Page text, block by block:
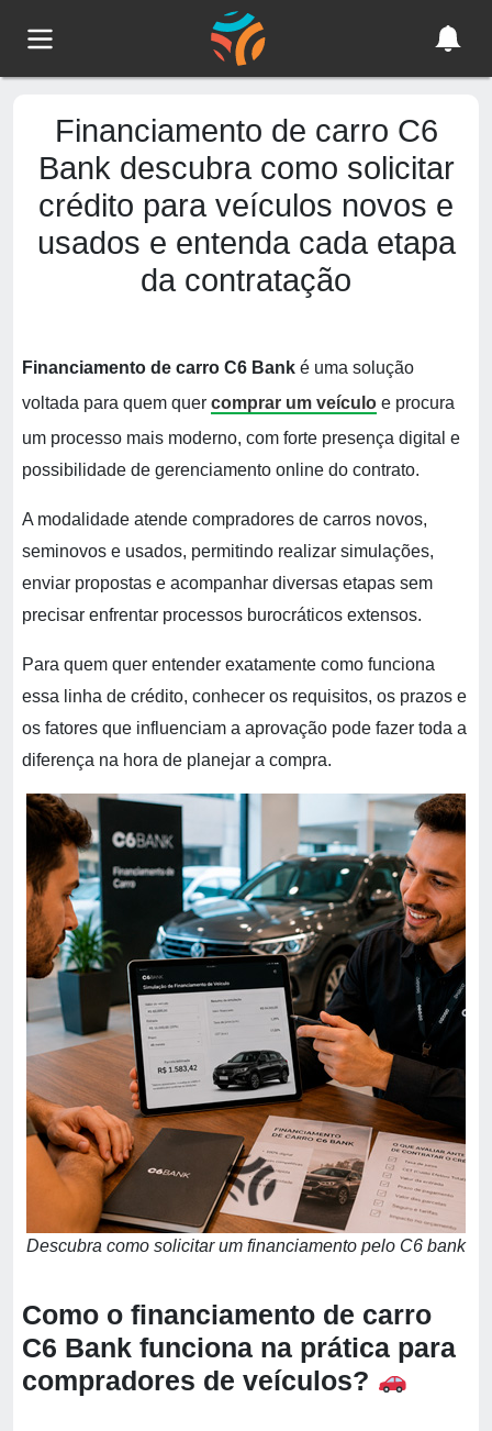
Financiamento de carro C6
Bank descubra como solicitar
crédito para veículos novos e
usados e entenda cada etapa
da contratação
Financiamento de carro C6 Bank é uma solução
voltada para quem quer comprar um veículo e procura
um processo mais moderno, com forte presença digital e
possibilidade de gerenciamento online do contrato.
A modalidade atende compradores de carros novos,
seminovos e usados, permitindo realizar simulações,
enviar propostas e acompanhar diversas etapas sem
precisar enfrentar processos burocráticos extensos.
Para quem quer entender exatamente como funciona
essa linha de crédito, conhecer os requisitos, os prazos e
os fatores que influenciam a aprovação pode fazer toda a
diferença na hora de planejar a compra.
Descubra como solicitar um financiamento pelo C6 bank
Como o financiamento de carro
C6 Bank funciona na prática para
compradores de veículos?